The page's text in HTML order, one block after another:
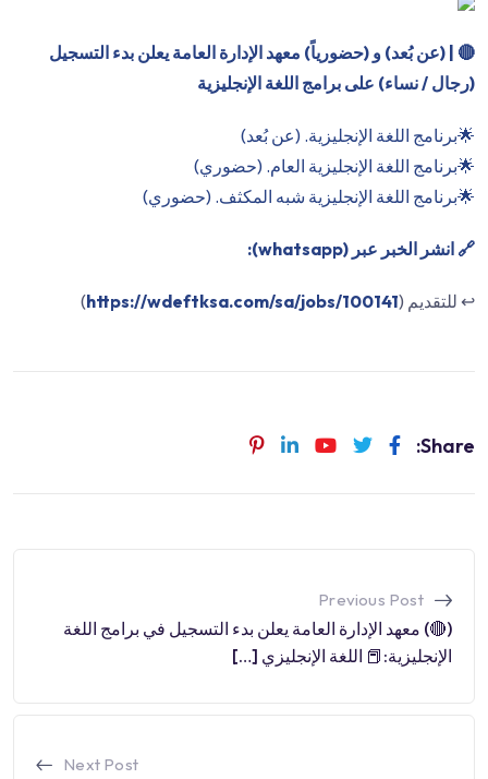
🔴 | (عن بُعد) و (حضورياً) معهد الإدارة العامة يعلن بدء التسجيل
(رجال / نساء) على برامج اللغة الإنجليزية
🌟برنامج اللغة الإنجليزية. (عن بُعد)
🌟برنامج اللغة الإنجليزية العام. (حضوري)
🌟برنامج اللغة الإنجليزية شبه المكثف. (حضوري)
🔗 انشر الخبر عبر (whatsapp):
↩️ للتقديم (https://wdeftksa.com/sa/jobs/100141
)
Share:
Previous Post
(🔴) معهد الإدارة العامة يعلن بدء التسجيل في برامج اللغة
الإنجليزية:📕 اللغة الإنجليزي […]
Next Post